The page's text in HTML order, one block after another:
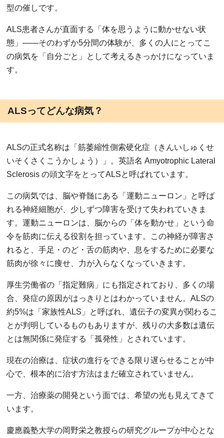
型の催しです。
ALS患者さんが直面する「体を思うように動かせない状
態」――そのわずか5分間の体験が、多くの人にとってこ
の病気を「自分ごと」として考えるきっかけになっていま
す。
ALSってどんな病気？
ALSの正式名称は「筋萎縮性側索硬化症（きんいしゅくせ
いそくさくこうかしょう）」。英語名 Amyotrophic Lateral
Sclerosis の頭文字をとってALSと呼ばれています。
この病気では、脳や脊髄にある「運動ニューロン」と呼ば
れる神経細胞が、少しずつ障害を受けて失われていきま
す。運動ニューロンは、脳からの「体を動かせ」という命
令を筋肉に伝える役割を担っています。この神経が障害さ
れると、手足・のど・舌の筋肉や、息をするために必要な
筋肉が徐々に痩せ、力が入らなくなっていきます。
厚生労働省の「指定難病」にも指定されており、多くの場
合、発症の原因がはっきりとはわかっていません。ALSの
約5%は「家族性ALS」と呼ばれ、遺伝子の変異が関わるこ
とが判明しているものもありますが、残りの大多数は遺伝
とは無関係に発症する「孤発性」とされています。
現在の治療は、症状の進行をできる限り遅らせることが中
心で、根本的に治す方法はまだ確立されていません。
一方、治療薬の開発という面では、希望の光も見えてきて
います。
慶應義塾大学の岡野栄之教授らの研究グループが中心とな